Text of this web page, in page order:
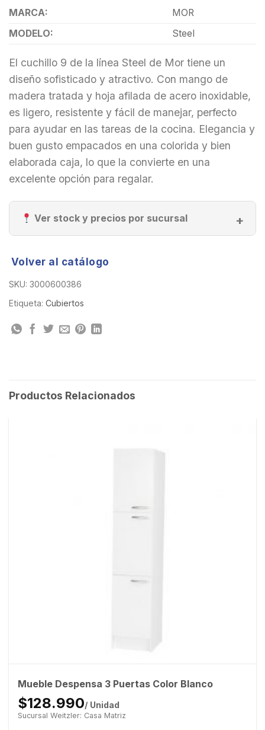
MARCA:
MOR
MODELO:
Steel
El cuchillo 9 de la línea Steel de Mor tiene un
diseño sofisticado y atractivo. Con mango de
madera tratada y hoja afilada de acero inoxidable,
es ligero, resistente y fácil de manejar, perfecto
para ayudar en las tareas de la cocina. Elegancia y
buen gusto empacados en una colorida y bien
elaborada caja, lo que la convierte en una
excelente opción para regalar.
Ver stock y precios por sucursal
Volver al catálogo
SKU: 3000600386
Etiqueta: Cubiertos
Productos Relacionados
Mueble Despensa 3 Puertas Color Blanco
$128.990/ Unidad
Sucursal Weitzler: Casa Matriz